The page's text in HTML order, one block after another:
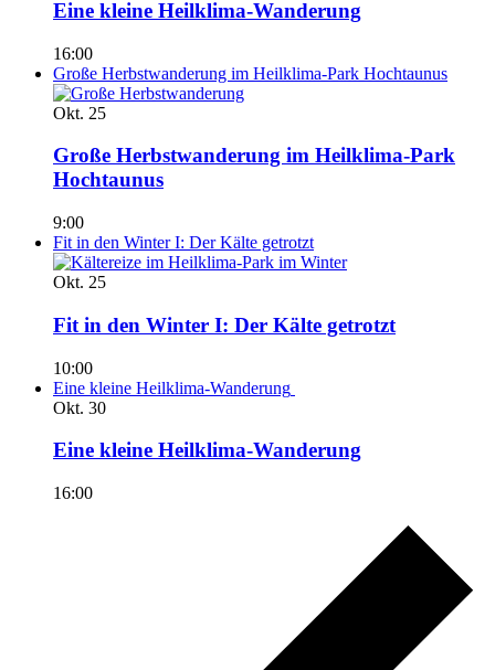
Eine kleine Heilklima-Wanderung
16:00
Große Herbstwanderung im Heilklima-Park Hochtaunus
Okt. 25
Große Herbstwanderung im Heilklima-Park
Hochtaunus
9:00
Fit in den Winter I: Der Kälte getrotzt
Okt. 25
Fit in den Winter I: Der Kälte getrotzt
10:00
Eine kleine Heilklima-Wanderung
Okt. 30
Eine kleine Heilklima-Wanderung
16:00